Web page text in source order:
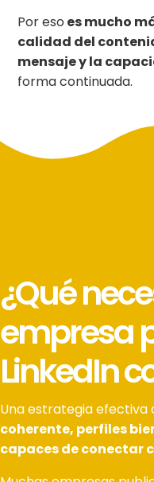
Por eso es mucho
calidad del
mensaje y la
forma continuada.
¿Qué
empresa
LinkedIn
Una estrategia efectiva
coherente, perfiles
capaces de conectar